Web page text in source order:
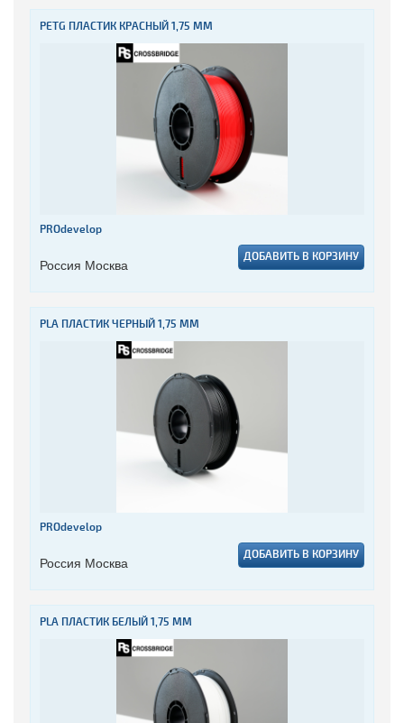
PETG ПЛАСТИК КРАСНЫЙ 1,75 ММ
PROdevelop
Россия Москва ДОБАВИТЬ В КОРЗИНУ
PLA ПЛАСТИК ЧЕРНЫЙ 1,75 ММ
PROdevelop
Россия Москва ДОБАВИТЬ В КОРЗИНУ
PLA ПЛАСТИК БЕЛЫЙ 1,75 ММ